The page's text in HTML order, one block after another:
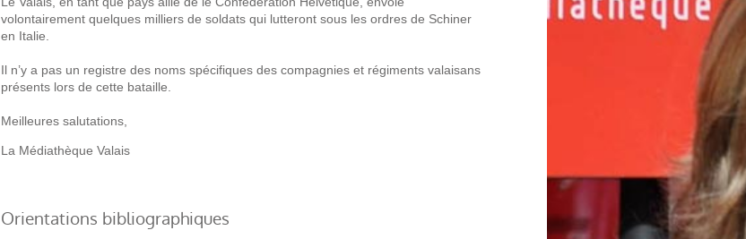
volontairement quelques milliers de soldats qui lutteront sous les ordres de Schiner
en Italie.
Il n’y a pas un registre des noms spécifiques des compagnies et régiments valaisans
présents lors de cette bataille.
Meilleures salutations,
La Médiathèque Valais
Orientations bibliographiques